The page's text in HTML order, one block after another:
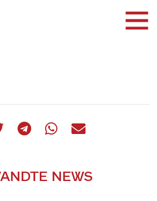
NEWS